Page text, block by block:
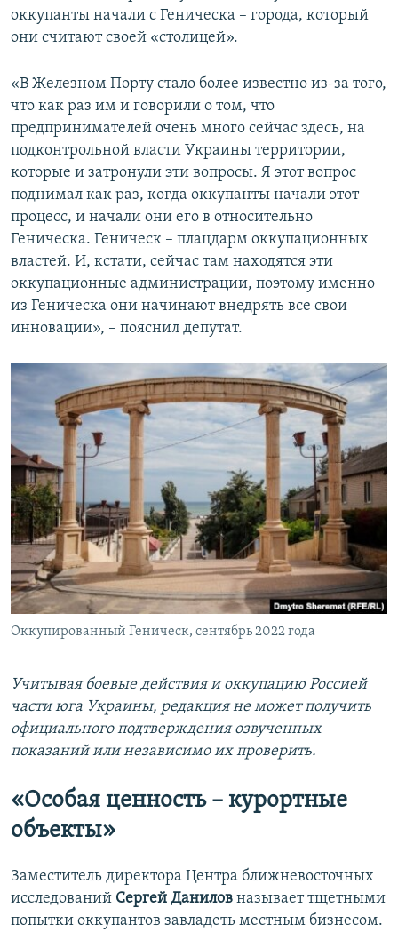
оккупанты начали с Геническа – города, который
они считают своей «столицей».
«В Железном Порту стало более известно из-за того,
что как раз им и говорили о том, что
предпринимателей очень много сейчас здесь, на
подконтрольной власти Украины территории,
которые и затронули эти вопросы. Я этот вопрос
поднимал как раз, когда оккупанты начали этот
процесс, и начали они его в относительно
Геническа. Геническ – плацдарм оккупационных
властей. И, кстати, сейчас там находятся эти
оккупационные администрации, поэтому именно
из Геническа они начинают внедрять все свои
инновации», – пояснил депутат.
Оккупированный Геническ, сентябрь 2022 года
Учитывая боевые действия и оккупацию Россией
части юга Украины, редакция не может получить
официального подтверждения озвученных
показаний или независимо их проверить.
«Особая ценность – курортные
объекты»
Заместитель директора Центра ближневосточных
исследований Сергей Данилов называет тщетными
попытки оккупантов завладеть местным бизнесом.